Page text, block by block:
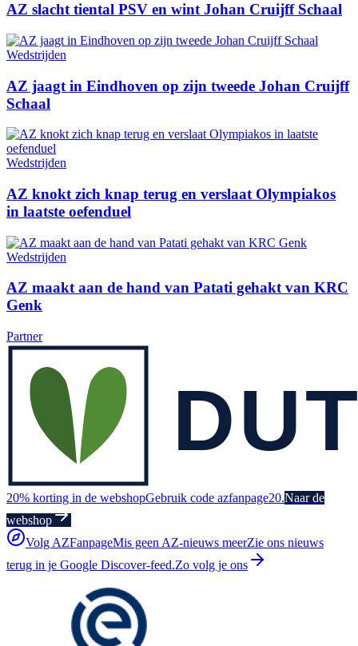
AZ slacht tiental PSV en wint Johan Cruijff Schaal
Wedstrijden
AZ jaagt in Eindhoven op zijn tweede Johan Cruijff
Schaal
Wedstrijden
AZ knokt zich knap terug en verslaat Olympiakos
in laatste oefenduel
Wedstrijden
AZ maakt aan de hand van Patati gehakt van KRC
Genk
Partner
20% korting in de webshopGebruik code azfanpage20.Naar de
webshop
Volg AZFanpageMis geen AZ-nieuws meerZie ons nieuws
terug in je Google Discover-feed.Zo volg je ons